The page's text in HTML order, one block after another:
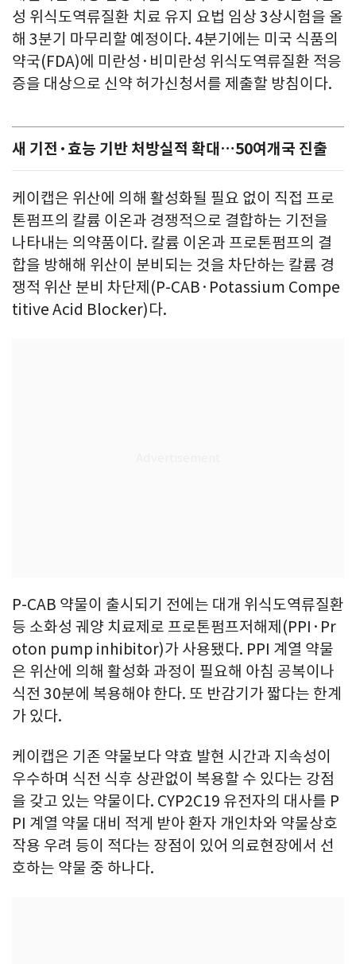
성 위식도역류질환 치료 유지 요법 임상 3상시험을 올
해 3분기 마무리할 예정이다. 4분기에는 미국 식품의
약국(FDA)에 미란성·비미란성 위식도역류질환 적응
증을 대상으로 신약 허가신청서를 제출할 방침이다.
새 기전·효능 기반 처방실적 확대…50여개국 진출
케이캡은 위산에 의해 활성화될 필요 없이 직접 프로
톤펌프의 칼륨 이온과 경쟁적으로 결합하는 기전을
나타내는 의약품이다. 칼륨 이온과 프로톤펌프의 결
합을 방해해 위산이 분비되는 것을 차단하는 칼륨 경
쟁적 위산 분비 차단제(P-CAB·Potassium Compe
titive Acid Blocker)다.
P-CAB 약물이 출시되기 전에는 대개 위식도역류질환
등 소화성 궤양 치료제로 프로톤펌프저해제(PPI·Pr
oton pump inhibitor)가 사용됐다. PPI 계열 약물
은 위산에 의해 활성화 과정이 필요해 아침 공복이나
식전 30분에 복용해야 한다. 또 반감기가 짧다는 한계
가 있다.
케이캡은 기존 약물보다 약효 발현 시간과 지속성이
우수하며 식전 식후 상관없이 복용할 수 있다는 강점
을 갖고 있는 약물이다. CYP2C19 유전자의 대사를 P
PI 계열 약물 대비 적게 받아 환자 개인차와 약물상호
작용 우려 등이 적다는 장점이 있어 의료현장에서 선
호하는 약물 중 하나다.